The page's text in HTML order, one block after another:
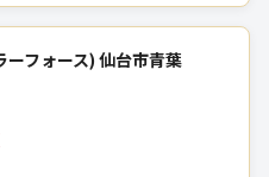
フォース) 仙台市青葉